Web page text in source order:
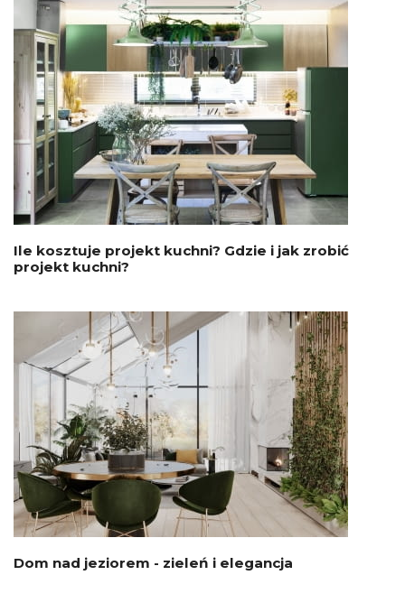
Ile kosztuje projekt kuchni? Gdzie i jak zrobić
projekt kuchni?
Dom nad jeziorem - zieleń i elegancja